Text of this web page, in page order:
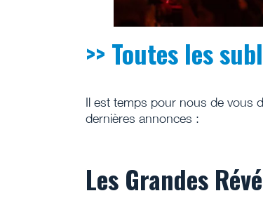
>> Toutes les
Il est temps pour nous de vous
dernières annonces :
Les Grandes